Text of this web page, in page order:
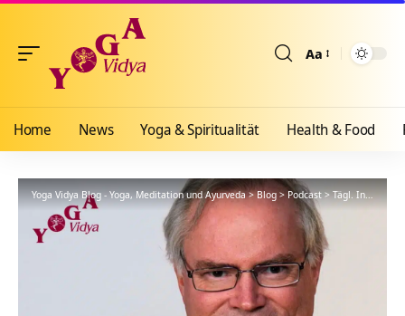
Aa
Home News Yoga & Spiritualität Health & Food
Yoga Vidya Blog - Yoga, Meditation und Ayurveda>Blog>Podcast>Tägl. Inspiration